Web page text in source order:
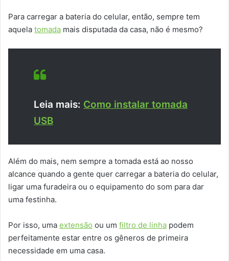
Para carregar a bateria do celular, então, sempre tem
aquela tomada mais disputada da casa, não é mesmo?
Leia mais: Como instalar tomada
USB
Além do mais, nem sempre a tomada está ao nosso
alcance quando a gente quer carregar a bateria do celular,
ligar uma furadeira ou o equipamento do som para dar
uma festinha.
Por isso, uma extensão ou um filtro de linha podem
perfeitamente estar entre os gêneros de primeira
necessidade em uma casa.